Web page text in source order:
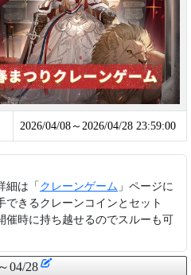
2026/04/08～2026/04/28 23:59:00
細は「 クレーンゲーム 」ページに
できるクレーンコインとセット
催時に持ち越せるのでスルーも可
04/28